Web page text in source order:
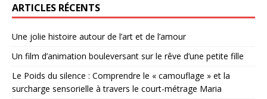
ARTICLES RÉCENTS
Une jolie histoire autour de l’art et de l’amour
Un film d’animation bouleversant sur le rêve d’une petite fille
Le Poids du silence : Comprendre le « camouflage » et la
surcharge sensorielle à travers le court-métrage Maria